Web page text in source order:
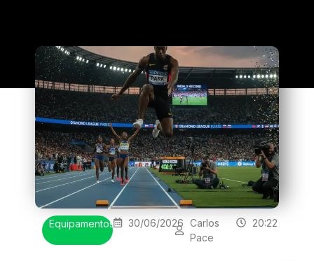
Equipamentos 30/06/2026 Carlos
Pace
20:22